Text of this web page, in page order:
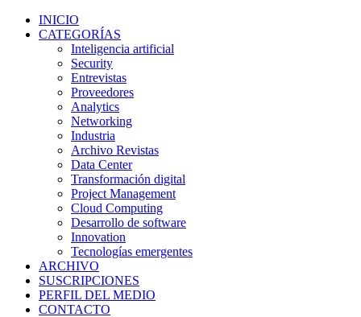
INICIO
CATEGORÍAS
Inteligencia artificial
Security
Entrevistas
Proveedores
Analytics
Networking
Industria
Archivo Revistas
Data Center
Transformación digital
Project Management
Cloud Computing
Desarrollo de software
Innovation
Tecnologías emergentes
ARCHIVO
SUSCRIPCIONES
PERFIL DEL MEDIO
CONTACTO